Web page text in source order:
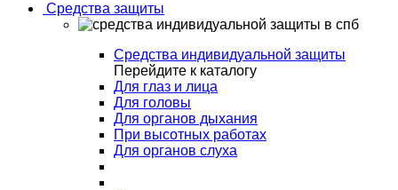
Средства защиты
Средства индивидуальной защиты
Перейдите к каталогу
Для глаз и лица
Для головы
Для органов дыхания
При высотных работах
Для органов слуха